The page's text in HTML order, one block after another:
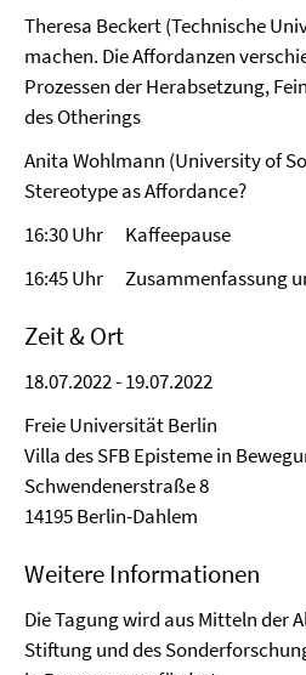
Theresa Beckert (Technische
machen. Die Affordanzen
Prozessen der Herabsetzung,
des Otherings
Anita Wohlmann (University of
Stereotype as Affordance?
16:30 Uhr Kaffeepause
16:45 Uhr Zusammenfassung
Zeit & Ort
18.07.2022 - 19.07.2022
Freie Universität Berlin
Villa des SFB Episteme in
Schwendenerstraße 8
14195 Berlin-Dahlem
Weitere Informationen
Die Tagung wird aus Mitteln der
Stiftung und des